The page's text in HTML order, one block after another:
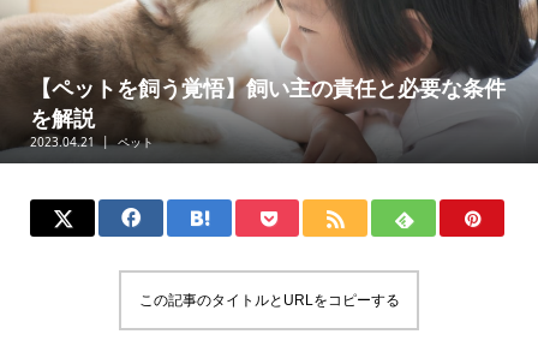
【ペットを飼う覚悟】飼い主の責任と必要な条件
を解説
2023.04.21 ペット
この記事のタイトルとURLをコピーする